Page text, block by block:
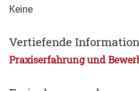
Keine
Vertiefende
Praxiserfahrung und